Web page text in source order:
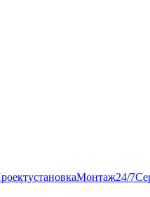
установкаМонтаж24/7